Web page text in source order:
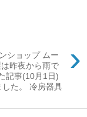
›
ショップ ムー
昨夜から雨で
記事(10月1日)
た。 冷房器具